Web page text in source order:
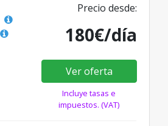
Precio desde:
180€/día
Ver oferta
Incluye tasas e
impuestos. (VAT)